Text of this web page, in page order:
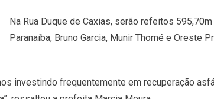
Na Rua Duque de Caxias, serão refeitos
Paranaíba, Bruno Garcia, Munir Thomé e Oreste
investindo frequentemente em recuperação